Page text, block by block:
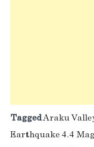
TaggedAraku
Earthquake 4.4